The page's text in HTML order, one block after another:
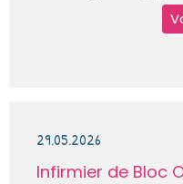
29.05.2026
Infirmier de Bloc